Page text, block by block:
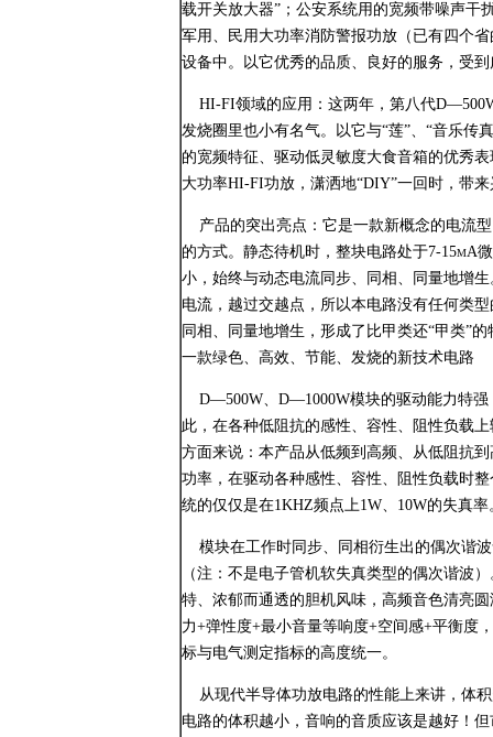
载开关放大器”；公安系统用的宽频带噪声干
军用、民用大功率消防警报功放（已有四个
设备中。以它优秀的品质、良好的服务，受
HI-FI领域的应用：这两年，第八代
发烧圈里也小有名气。以它与“莲”、“音乐传
的宽频特征、驱动低灵敏度大食音箱的优秀
大功率HI-FI功放，潇洒地“DIY”一回时，带
产品的突出亮点：它是一款新概念的电流
的方式。静态待机时，整块电路处于7-15mA
小，始终与动态电流同步、同相、同量地增
电流，越过交越点，所以本电路没有任何类
同相、同量地增生，形成了比甲类还“甲类”
一款绿色、高效、节能、发烧的新技术电路
D—500W、D—1000W模块的驱动能力特强
此，在各种低阻抗的感性、容性、阻性负载
方面来说：本产品从低频到高频、从低阻抗
功率，在驱动各种感性、容性、阻性负载时
统的仅仅是在1KHZ频点上1W、10W的失真率
模块在工作时同步、同相衍生出的偶次谐
（注：不是电子管机软失真类型的偶次谐波
特、浓郁而通透的胆机风味，高频音色清亮
力+弹性度+最小音量等响度+空间感+平衡度
标与电气测定指标的高度统一。
从现代半导体功放电路的性能上来讲，体
电路的体积越小，音响的音质应该是越好！